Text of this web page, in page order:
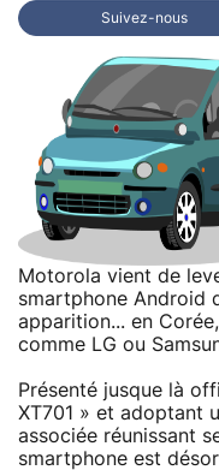
Suivez-nous
Motorola vient de
smartphone Android
apparition... en
comme LG ou
Présenté jusque là
XT701 » et adoptant
associée réunissant
smartphone est